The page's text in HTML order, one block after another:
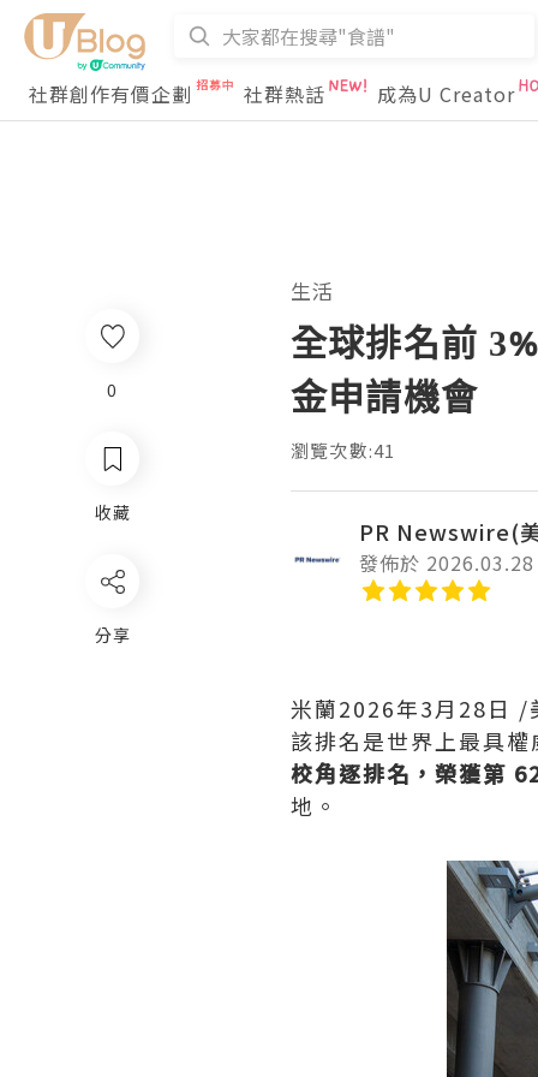
社群創作有價企劃 社群熱話 成為U Creator
生活
全球排名前
金申請機會
瀏覽次數:41
PR Newswire(
發佈於 2026.03.28
米蘭2026年3月28日 /
該排名是世界上最具
校角逐排名，榮獲第
地。
0
收藏
分享